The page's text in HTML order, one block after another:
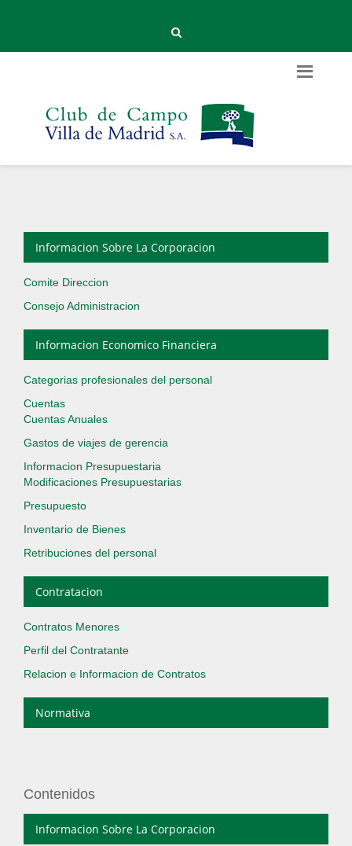
Informacion Sobre La Corporacion
Comite Direccion
Consejo Administracion
Informacion Economico Financiera
Categorias profesionales del personal
Cuentas
Cuentas Anuales
Gastos de viajes de gerencia
Informacion Presupuestaria
Modificaciones Presupuestarias
Presupuesto
Inventario de Bienes
Retribuciones del personal
Contratacion
Contratos Menores
Perfil del Contratante
Relacion e Informacion de Contratos
Normativa
Contenidos
Informacion Sobre La Corporacion